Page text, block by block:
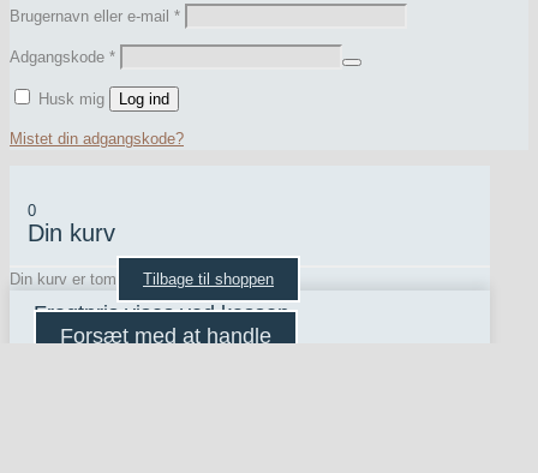
Brugernavn eller e-mail *
Adgangskode *
Husk mig Log ind
Mistet din adgangskode?
0
Din kurv
Din kurv er tom Tilbage til shoppen
Fragtpris vises ved kassen
Forsæt med at handle